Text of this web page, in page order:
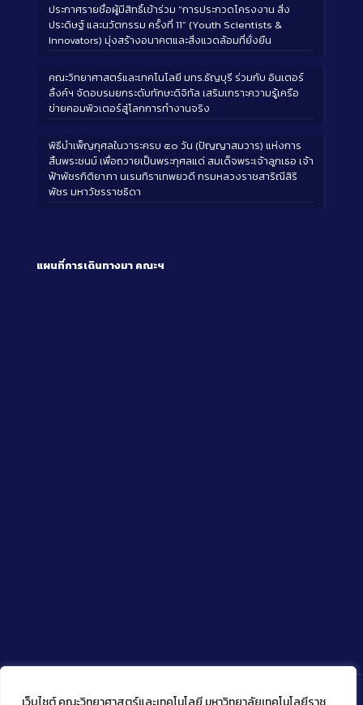
ประกาศรายชื่อผู้มีสิทธิ์เข้าร่วม “การประกวดโครงงาน สิ่ง
ประดิษฐ์ และนวัตกรรม ครั้งที่ 11” (Youth Scientists &
Innovators) มุ่งสร้างอนาคตและสิ่งแวดล้อมที่ยั่งยืน
คณะวิทยาศาสตร์และเทคโนโลยี มทร.ธัญบุรี ร่วมกับ อินเตอร์
ลิ้งค์ฯ จัดอบรมยกระดับทักษะดิจิทัล เสริมเกราะความรู้เครือ
ข่ายคอมพิวเตอร์สู่โลกการทำงานจริง
พิธีบำเพ็ญกุศลในวาระครบ ๕๐ วัน (ปัญญาสมวาร) แห่งการ
สิ้นพระชนม์ เพื่อถวายเป็นพระกุศลแด่ สมเด็จพระเจ้าลูกเธอ เจ้า
ฟ้าพัชรกิติยาภา นเรนทิราเทพยวดี กรมหลวงราชสาริณีสิริ
พัชร มหาวัชรราชธิดา
แผนที่การเดินทางมา คณะฯ